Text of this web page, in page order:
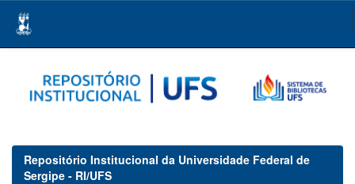
navigation
Repositório Institucional da Universidade Federal de
Sergipe - RI/UFS